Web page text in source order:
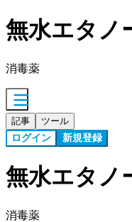
無水エタノ
消毒薬
記事 ツール
ログイン 新規登録
無水エタノ
消毒薬